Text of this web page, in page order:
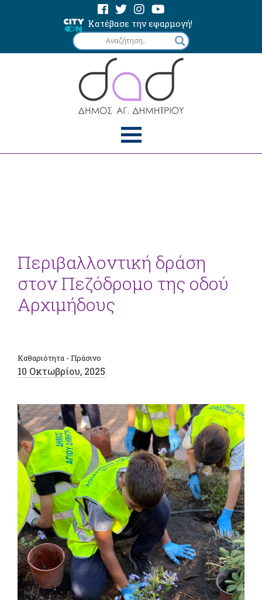
Κατέβασε την εφαρμογή!
Περιβαλλοντική δράση
στον Πεζόδρομο της οδού
Αρχιμήδους
Καθαριότητα - Πράσινο
10 Οκτωβρίου, 2025